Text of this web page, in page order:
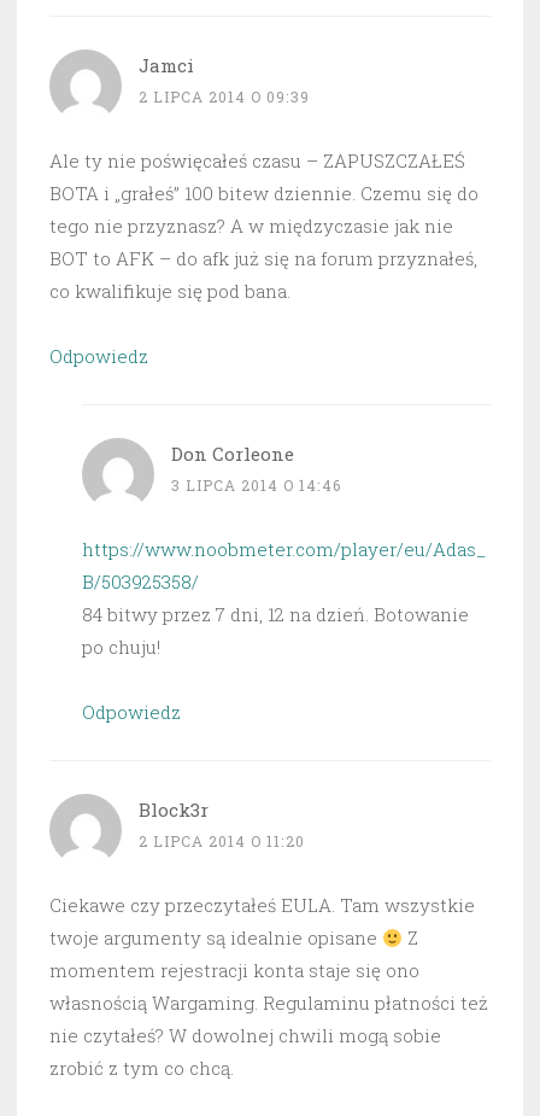
Jamci
2 LIPCA 2014 O 09:39
Ale ty nie poświęcałeś czasu – ZAPUSZCZAŁEŚ
BOTA i „grałeś” 100 bitew dziennie. Czemu się do
tego nie przyznasz? A w międzyczasie jak nie
BOT to AFK – do afk już się na forum przyznałeś,
co kwalifikuje się pod bana.
Odpowiedz
Don Corleone
3 LIPCA 2014 O 14:46
https://www.noobmeter.com/player/eu/Adas_
B/503925358/
84 bitwy przez 7 dni, 12 na dzień. Botowanie
po chuju!
Odpowiedz
Block3r
2 LIPCA 2014 O 11:20
Ciekawe czy przeczytałeś EULA. Tam wszystkie
twoje argumenty są idealnie opisane
Z
momentem rejestracji konta staje się ono
własnością Wargaming. Regulaminu płatności też
nie czytałeś? W dowolnej chwili mogą sobie
zrobić z tym co chcą.